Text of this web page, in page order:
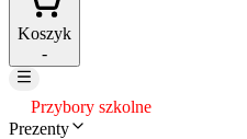
Koszyk
-
Przybory szkolne
Prezenty